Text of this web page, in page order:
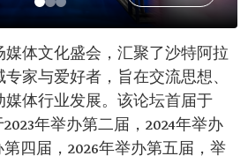
媒体文化盛会，汇聚了沙特阿拉
家与爱好者，旨在交流思想、
体行业发展。该论坛首届于
年举办第二届，2024年举办
四届，2026年举办第五届，举